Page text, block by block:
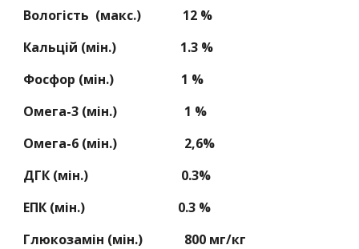
Вологість (макс.) 12 %
Кальцій (мін.) 1.3 %
Фосфор (мін.) 1 %
Омега-3 (мін.) 1 %
Омега-6 (мін.) 2,6%
ДГК (мін.) 0.3%
ЕПК (мін.) 0.3 %
Глюкозамін (мін.) 800 мг/кг